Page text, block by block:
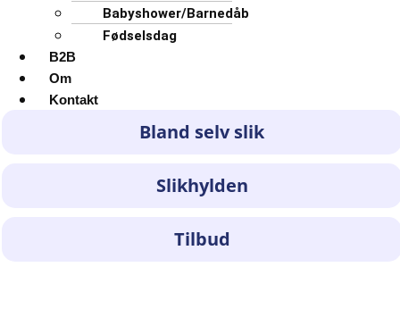
Babyshower/Barnedåb
Fødselsdag
B2B
Om
Kontakt
Bland selv slik
Slikhylden
Tilbud